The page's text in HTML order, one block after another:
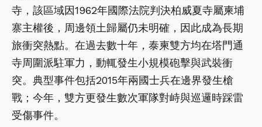
寺，該區域因1962年國際法院判決柏威夏寺屬柬埔
寨主權後，周邊領土歸屬仍未明確，因此成為長期
旅衝突熱點。在過去數十年，泰柬雙方均在塔門通
寺周圍派駐軍力，動輒發生小規模砲擊與武裝衝
突。典型事件包括2015年兩國士兵在邊界發生槍
戰；今年，雙方更發生數次軍隊對峙與巡邏時踩雷
受傷事件。